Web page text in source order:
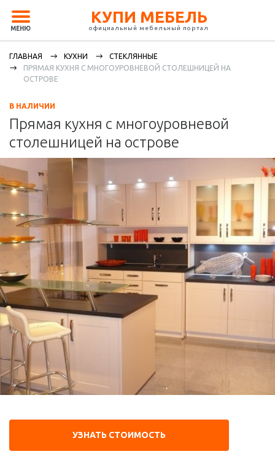
МЕНЮ
КУПИ МЕБЕЛЬ
официальный мебельный портал
ГЛАВНАЯ КУХНИ
СТЕКЛЯННЫЕ
ПРЯМАЯ КУХНЯ С МНОГОУРОВНЕВОЙ СТОЛЕШНИЦЕЙ НА
ОСТРОВЕ
В НАЛИЧИИ
Прямая кухня с многоуровневой
столешницей на острове
УЗНАТЬ СТОИМОСТЬ